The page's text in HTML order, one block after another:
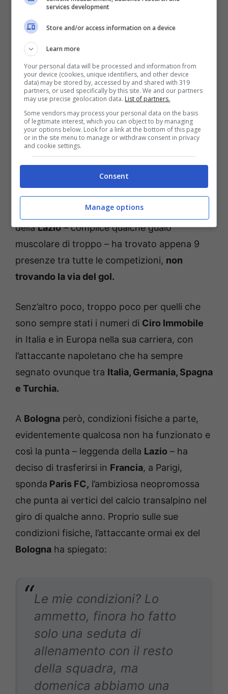
Immobile e le condizioni fisiche:
“Per ora solo un allenamento, ma
sto bene e ho bisogno di trovare
spazio”
Una stagione fin qui parecchio sfortunata
quella diCiro Immobile.Nella prima parte di
stagione infatti, con il Bologna l’ex capitano
dellaLazio– complice qualche guaio
muscolare di troppo – ha trovato appena 9
presenze tra tutte le competizioni, non
trovando la via del gol.
Senz’altro poco, troppo poco per quelli che
sono sempre stati i numeri di Ciro Immobile
in Italia e in Europa nella sua carriera, con
l’attaccante napoletano che ha sempre
segnato ovunque tra Italia, Germania, Spagna
e Turchia.
A Bologna però, condizioni fisiche a parte,
evidentemente qualcosa non ha funzionato e
così la punta – leggenda della Lazio – ha
deciso di trasferirsi in Francia, a Parigi,
sponda Paris FC, l’ambiziosa neopromossa
che punta ai vertici del calcio transalpino nel
giro di qualche anno. Proprio sulle sue
condizioni fisiche, l’attaccante ormai ex del
Bologna ha spiegato:
Le mie condizioni? Lo
ammetto, finora ho fatto
solo una seduta di
allenamento con il resto
della squadra, ma
domenica abbiamo una
services development
Store and/or access information on a device
Learn more
Your personal data will be processed and information from
your device (cookies, unique identifiers, and other device
data) may be stored by, accessed by and shared with 319
partners, or used specifically by this site. We and our partners
may use precise geolocation data. List of partners.
Some vendors may process your personal data on the basis
of legitimate interest, which you can object to by managing
your options below. Look for a link at the bottom of this page
or in the site menu to manage or withdraw consent in privacy
and cookie settings.
Consent
Manage options